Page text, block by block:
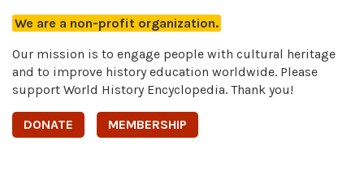
We are a non-profit organization.
Our mission is to engage people with cultural heritage
and to improve history education worldwide. Please
support World History Encyclopedia. Thank you!
DONATE MEMBERSHIP